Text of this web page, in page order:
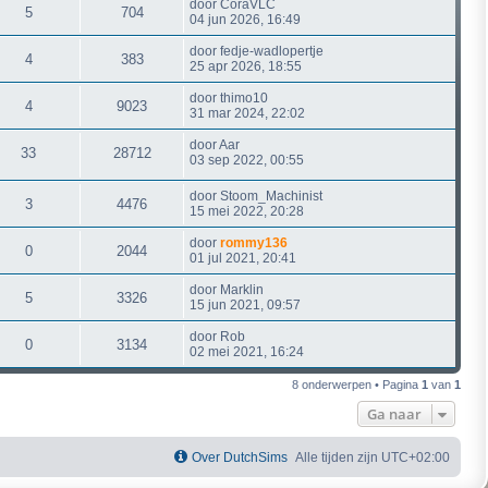
5 704 door CoraVLC
04 jun 2026, 16:49
4 383 door fedje-wadlopertje
25 apr 2026, 18:55
4 9023 door thimo10
31 mar 2024, 22:02
33 28712 doorAar
03 sep 2022, 00:55
3 4476 door Stoom_Machinist
15 mei 2022, 20:28
0 2044 door rommy136
01 jul 2021, 20:41
5 3326 door Marklin
15 jun 2021, 09:57
0 3134 door Rob
02 mei 2021, 16:24
8 onderwerpen • Pagina 1 van 1
Ga naar
Alle tijden zijn UTC+02:00
Over DutchSims